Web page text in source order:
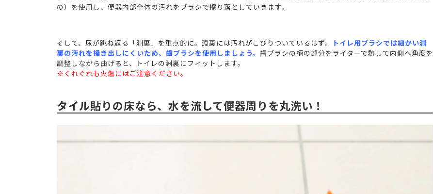
の）を使用し、便器内部全体の汚れをブラシで擦り落としていきます。
そして、尿が跳ね返る「淵裏」を重点的に。淵裏には汚れがこびりついているはず。
トイレ用ブラシでは細かい淵
裏の汚れを掻き出しにくいため、歯ブラシを使用しましょう。 歯ブラシの柄の部分をライターで熱して内側へ角度を
調整しながら曲げると、トイレの淵裏にフィットします。
※くれぐれも火傷にはご注意ください。
タイル貼りの床なら、水を流して便器周りを丸洗い！